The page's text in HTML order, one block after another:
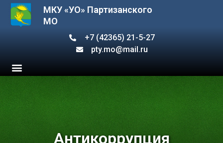
МКУ «УО» Партизанского
МО
+7 (42365) 21-5-27
pty.mo@mail.ru
Антикоррупция